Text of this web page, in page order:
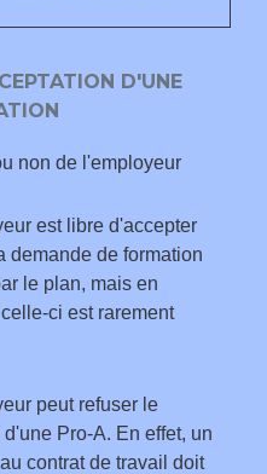
D'UNE
non de l'employeur
est libre d'accepter
demande de formation
le plan, mais en
ci est rarement
peut refuser le
d'une Pro-A. En effet, un
contrat de travail doit